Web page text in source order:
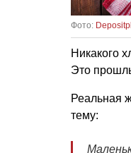
Фото:
Никакого
Это
Реальная
тему: